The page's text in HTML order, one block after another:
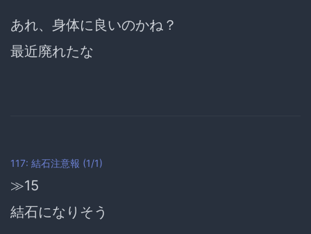
あれ、身体に良いのかね？
最近廃れたな
117: 結石注意報 (1/1)
≫15
結石になりそう